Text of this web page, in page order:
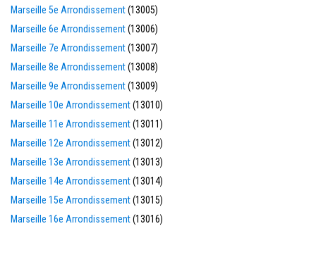
Marseille 5e Arrondissement(13005)
Marseille 6e Arrondissement(13006)
Marseille 7e Arrondissement(13007)
Marseille 8e Arrondissement(13008)
Marseille 9e Arrondissement(13009)
Marseille 10e Arrondissement(13010)
Marseille 11e Arrondissement(13011)
Marseille 12e Arrondissement(13012)
Marseille 13e Arrondissement(13013)
Marseille 14e Arrondissement(13014)
Marseille 15e Arrondissement(13015)
Marseille 16e Arrondissement(13016)